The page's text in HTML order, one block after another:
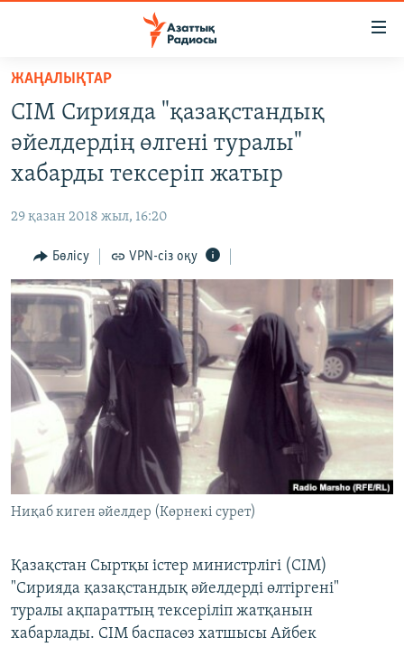
Skip
main
content
to
main
to
Search
AZATTYQTV
АДАМ ҚҰҚЫҚТАРЫ
ӘЛЕУМЕТ
ӘЛЕМ
АРНАЙЫ ЖОБАЛАР
Русский
ЖАЗЫЛЫҢЫЗ
Басқа тілдерде
ЖАҢАЛЫҚТАР
СІМ Сирияда "қазақстандық
әйелдердің өлгені туралы"
хабарды тексеріп жатыр
29 қазан 2018 жыл, 16:20
Бөлісу VPN-сіз оқу
Ниқаб киген әйелдер (Көрнекі сурет)
Қазақстан Сыртқы істер министрлігі (СІМ)
"Сирияда қазақстандық әйелдерді өлтіргені"
туралы ақпараттың тексеріліп жатқанын
хабарлады. СІМ баспасөз хатшысы Айбек